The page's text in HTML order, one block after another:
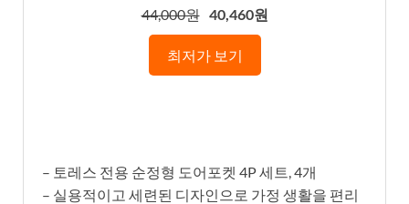
44,000원 40,460원
최저가 보기
– 토레스 전용 순정형 도어포켓 4P 세트, 4개
– 실용적이고 세련된 디자인으로 가정 생활을 편리